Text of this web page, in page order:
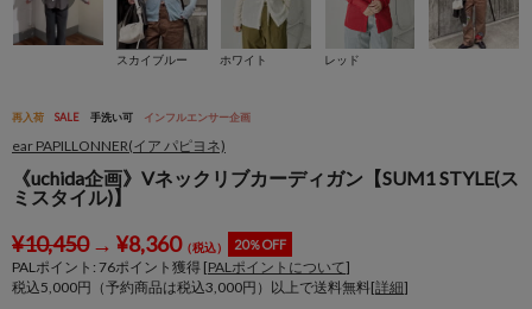
スカイブルー ホワイト レッド
再入荷 SALE 手洗い可 インフルエンサー企画
ear PAPILLONNER(イア パピヨネ)
《uchida企画》Vネックリブカーディガン【SUM1 STYLE(ス
ミスタイル)】
¥10,450→ ¥8,360（税込） 20％OFF
PALポイント: 76ポイント獲得 [PALポイントについて]
税込5,000円（予約商品は税込3,000円）以上で送料無料[詳細]